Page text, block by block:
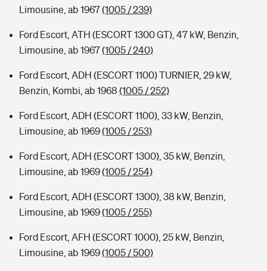
Limousine, ab 1967(1005 / 239)
Ford Escort, ATH (ESCORT 1300 GT), 47 kW, Benzin,
Limousine, ab 1967(1005 / 240)
Ford Escort, ADH (ESCORT 1100) TURNIER, 29 kW,
Benzin, Kombi, ab 1968 (1005 / 252)
Ford Escort, ADH (ESCORT 1100), 33 kW, Benzin,
Limousine, ab 1969(1005 / 253)
Ford Escort, ADH (ESCORT 1300), 35 kW, Benzin,
Limousine, ab 1969(1005 / 254)
Ford Escort, ADH (ESCORT 1300), 38 kW, Benzin,
Limousine, ab 1969(1005 / 255)
Ford Escort, AFH (ESCORT 1000), 25 kW, Benzin,
Limousine, ab 1969(1005 / 500)